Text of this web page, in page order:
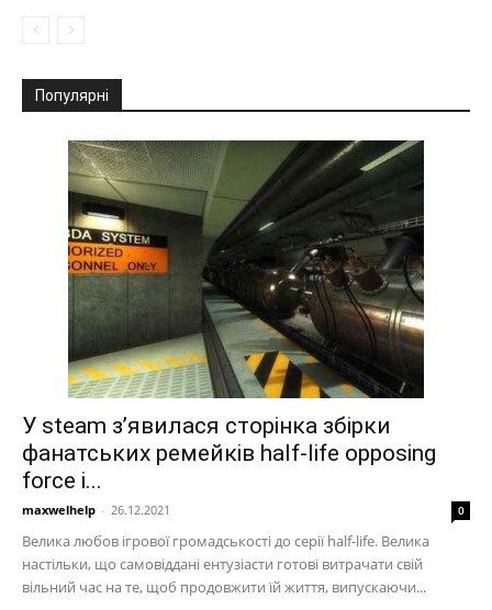
Популярні
У steam з’явилася сторінка збірки
фанатських ремейків half-life opposing
force і...
maxwelhelp - 26.12.2021 0
Велика любов ігрової громадськості до серії half-life. Велика
настільки, що самовіддані ентузіасти готові витрачати свій
вільний час на те, щоб продовжити їй життя, випускаючи...